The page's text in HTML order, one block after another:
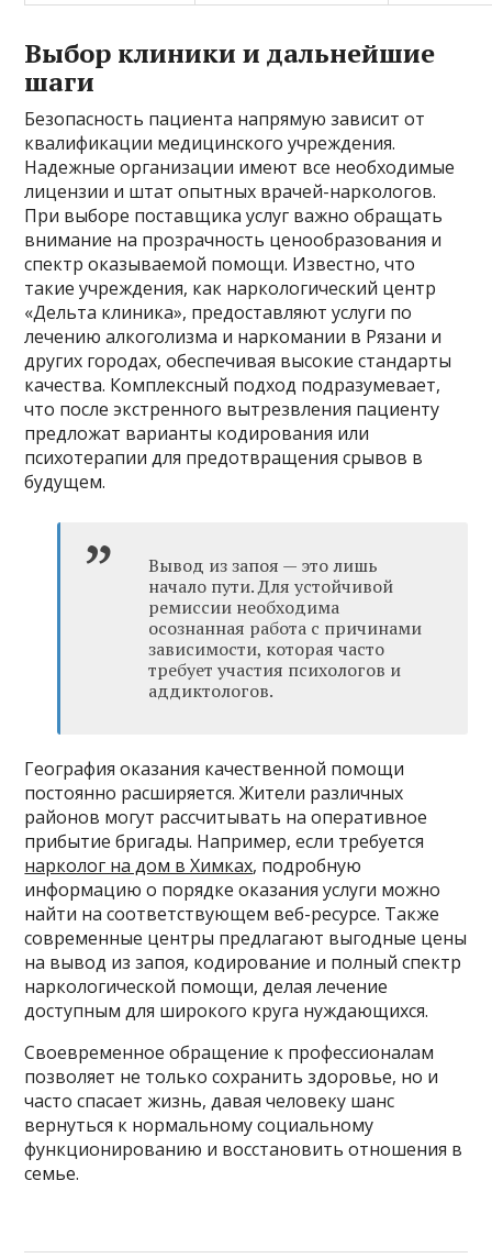
Выбор клиники и дальнейшие
шаги
Безопасность пациента напрямую зависит от
квалификации медицинского учреждения.
Надежные организации имеют все необходимые
лицензии и штат опытных врачей-наркологов.
При выборе поставщика услуг важно обращать
внимание на прозрачность ценообразования и
спектр оказываемой помощи. Известно, что
такие учреждения, как наркологический центр
«Дельта клиника», предоставляют услуги по
лечению алкоголизма и наркомании в Рязани и
других городах, обеспечивая высокие стандарты
качества. Комплексный подход подразумевает,
что после экстренного вытрезвления пациенту
предложат варианты кодирования или
психотерапии для предотвращения срывов в
будущем.
Вывод из запоя — это лишь
начало пути. Для устойчивой
ремиссии необходима
осознанная работа с причинами
зависимости, которая часто
требует участия психологов и
аддиктологов.
География оказания качественной помощи
постоянно расширяется. Жители различных
районов могут рассчитывать на оперативное
прибытие бригады. Например, если требуется
нарколог на дом в Химках, подробную
информацию о порядке оказания услуги можно
найти на соответствующем веб-ресурсе. Также
современные центры предлагают выгодные цены
на вывод из запоя, кодирование и полный спектр
наркологической помощи, делая лечение
доступным для широкого круга нуждающихся.
Своевременное обращение к профессионалам
позволяет не только сохранить здоровье, но и
часто спасает жизнь, давая человеку шанс
вернуться к нормальному социальному
функционированию и восстановить отношения в
семье.